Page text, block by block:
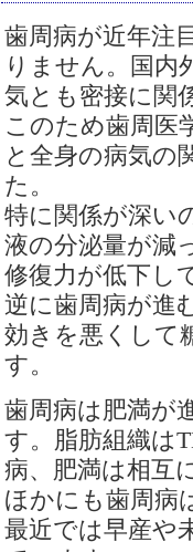
歯周病が近年注
りません。国内
気とも密接に関
このため歯周医
と全身の病気の
た。
特に関係が深い
液の分泌量が減
修復力が低下し
逆に歯周病が進
効きを悪くして
す。
歯周病は肥満が
す。脂肪組織は
病、肥満は相互
ほかにも歯周病
最近では早産や